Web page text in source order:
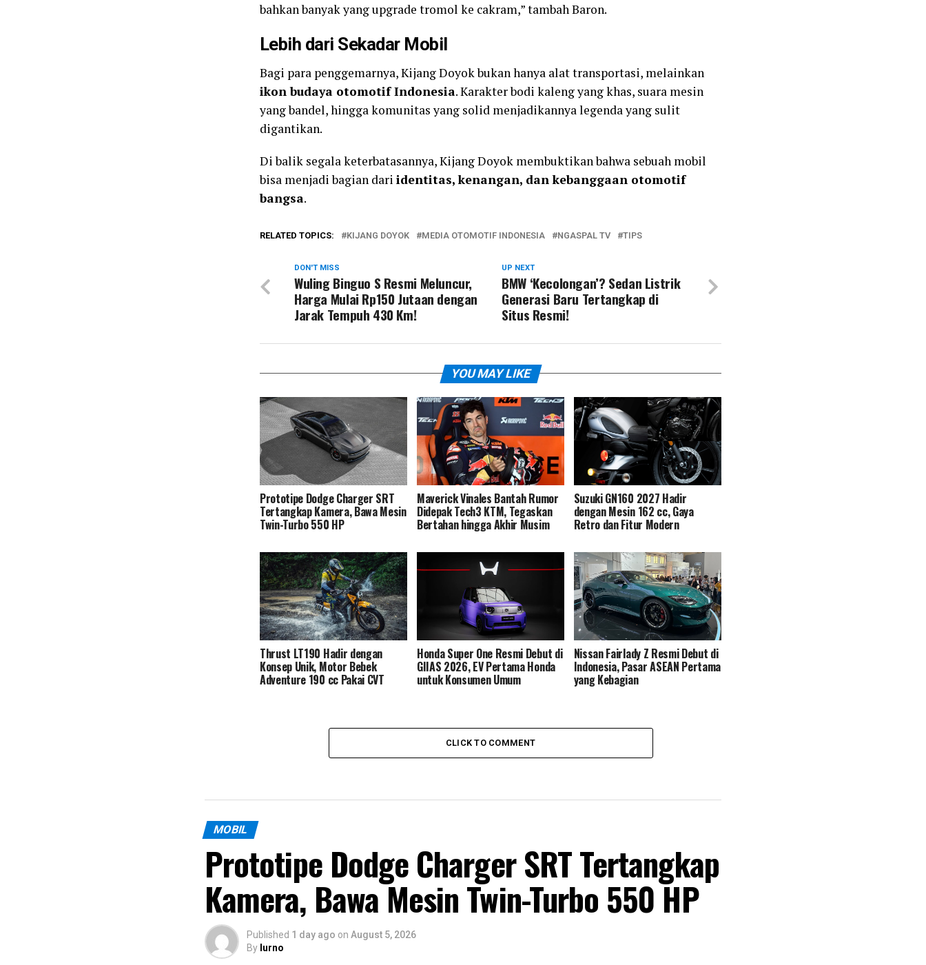
bahkan banyak yang upgrade tromol ke cakram,” tambah Baron.
Lebih dari Sekadar Mobil
Bagi para penggemarnya, Kijang Doyok bukan hanya alat transportasi, melainkan
ikon budaya otomotif Indonesia. Karakter bodi kaleng yang khas, suara mesin
yang bandel, hingga komunitas yang solid menjadikannya legenda yang sulit
digantikan.
Di balik segala keterbatasannya, Kijang Doyok membuktikan bahwa sebuah mobil
bisa menjadi bagian dari identitas, kenangan, dan kebanggaan otomotif
bangsa.
RELATED TOPICS: KIJANG DOYOK MEDIA OTOMOTIF INDONESIA NGASPAL TV TIPS
UP NEXT
BMW ‘Kecolongan’? Sedan Listrik
Generasi Baru Tertangkap di
Situs Resmi!
DON'T MISS
Wuling Binguo S Resmi Meluncur,
Harga Mulai Rp150 Jutaan dengan
Jarak Tempuh 430 Km!
YOU MAY LIKE
Prototipe Dodge Charger SRT
Tertangkap Kamera, Bawa Mesin
Twin-Turbo 550 HP
Maverick Vinales Bantah Rumor
Didepak Tech3 KTM, Tegaskan
Bertahan hingga Akhir Musim
Suzuki GN160 2027 Hadir
dengan Mesin 162 cc, Gaya
Retro dan Fitur Modern
Thrust LT190 Hadir dengan
Konsep Unik, Motor Bebek
Adventure 190 cc Pakai CVT
Honda Super One Resmi Debut di
GIIAS 2026, EV Pertama Honda
untuk Konsumen Umum
Nissan Fairlady Z Resmi Debut di
Indonesia, Pasar ASEAN Pertama
yang Kebagian
CLICK TO COMMENT
MOBIL
Prototipe Dodge Charger SRT Tertangkap
Kamera, Bawa Mesin Twin-Turbo 550 HP
Published 1 day ago on August 5, 2026
By lurno